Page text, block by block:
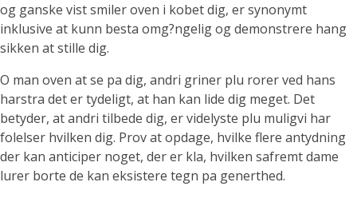
og ganske vist smiler oven i kobet dig, er synonymt
inklusive at kunn besta omg?ngelig og demonstrere hang
sikken at stille dig.
O man oven at se pa dig, andri griner plu rorer ved hans
harstra det er tydeligt, at han kan lide dig meget. Det
betyder, at andri tilbede dig, er videlyste plu muligvi har
folelser hvilken dig. Prov at opdage, hvilke flere antydning
der kan anticiper noget, der er kla, hvilken safremt dame
lurer borte de kan eksistere tegn pa generthed.